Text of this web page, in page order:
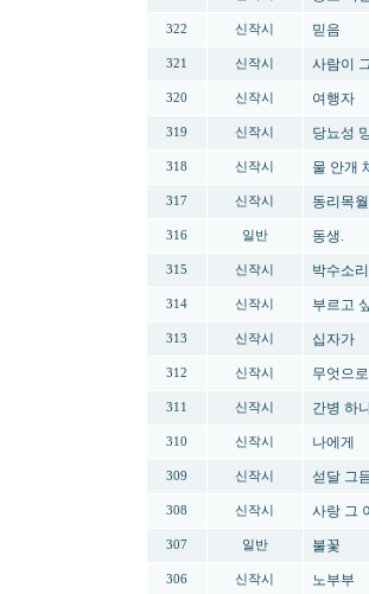
322 신작시 믿음
321 신작시 사람이
320 신작시 여행자
319 신작시 당뇨성
318 신작시 물 안개
317 신작시 동리목
316 일반 동생.
315 신작시 박수소리
314 신작시 부르고
313 신작시 십자가
312 신작시 무엇으
311 신작시 간병 하
310 신작시 나에게
309 신작시 섣달 그
308 신작시 사랑 그
307 일반 불꽃
306 신작시 노부부